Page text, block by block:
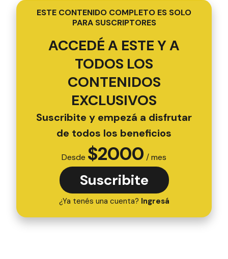
ESTE CONTENIDO COMPLETO ES SOLO
PARA SUSCRIPTORES
ACCEDÉ A ESTE Y A
TODOS LOS
CONTENIDOS
EXCLUSIVOS
Suscribite y empezá a disfrutar
de todos los beneficios
Desde $2000 / mes
Suscribite
¿Ya tenés una cuenta? Ingresá